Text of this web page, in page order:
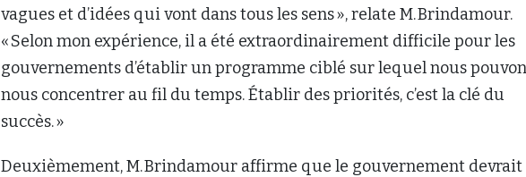
vagues et d’idées qui vont dans tous les sens », relate M. Brindamour.
« Selon mon expérience, il a été extraordinairement difficile pour les
gouvernements d’établir un programme ciblé sur lequel nous
nous concentrer au fil du temps. Établir des priorités, c’est la clé du
succès. »
Deuxièmement, M. Brindamour affirme que le gouvernement